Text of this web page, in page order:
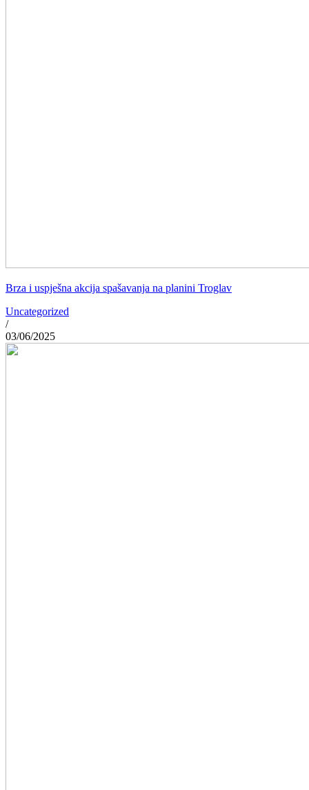
Brza i uspješna akcija spašavanja na planini Troglav
Uncategorized
/
03/06/2025